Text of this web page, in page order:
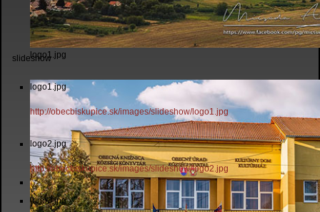
logo1.jpg
slideshow
logo1.jpg
http://obecbiskupice.sk/images/slideshow/logo1.jpg
logo2.jpg
http://obecbiskupice.sk/images/slideshow/logo2.jpg
logo3.jpg